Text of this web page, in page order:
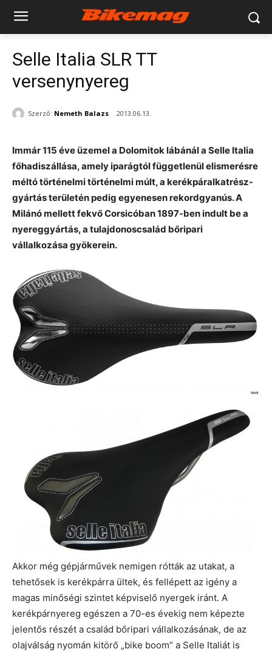
Selle Italia SLR TT
versenynyereg
Szerző: Nemeth Balazs 2013.06.13.
Immár 115 éve üzemel a Dolomitok lábánál a Selle Italia
főhadiszállása, amely iparágtól függetlenül elismerésre
méltó történelmi történelmi múlt, a kerékpáralkatrész-
gyártás területén pedig egyenesen rekordgyanús. A
Milánó mellett fekvő Corsicóban 1897-ben indult be a
nyereggyártás, a tulajdonoscsalád bőripari
vállalkozása gyökerein.
Akkor még gépjárművek nemigen rótták az utakat, a
tehetősek is kerékpárra ültek, és fellépett az igény a
magas minőségi szintet képviselő nyergek iránt. A
kerékpárnyereg egészen a 70-es évekig nem képezte
jelentős részét a család bőripari vállalkozásának, de az
olajválság nyomán kitörő „bike boom” a Selle Italiát is